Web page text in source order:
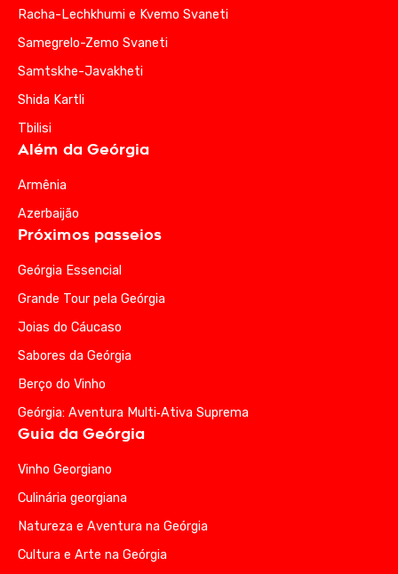
Racha-Lechkhumi e Kvemo Svaneti
Samegrelo-Zemo Svaneti
Samtskhe-Javakheti
Shida Kartli
Tbilisi
Além da Geórgia
Armênia
Azerbaijão
Próximos passeios
Geórgia Essencial
Grande Tour pela Geórgia
Joias do Cáucaso
Sabores da Geórgia
Berço do Vinho
Geórgia: Aventura Multi‑Ativa Suprema
Guia da Geórgia
Vinho Georgiano
Culinária georgiana
Natureza e Aventura na Geórgia
Cultura e Arte na Geórgia